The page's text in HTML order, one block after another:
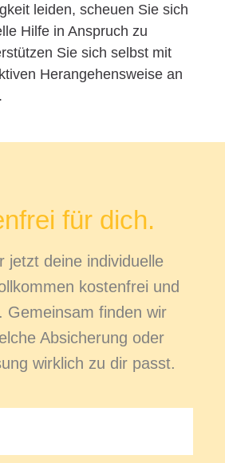
leiden, scheuen Sie sich
Hilfe in Anspruch zu
Sie sich selbst mit
Herangehensweise an
für dich.
jetzt deine individuelle
kostenfrei und
Gemeinsam finden wir
Absicherung oder
wirklich zu dir passt.